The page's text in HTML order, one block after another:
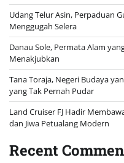
Udang Telur Asin, Perpaduan
Menggugah Selera
Danau Sole, Permata Alam
Menakjubkan
Tana Toraja, Negeri Budaya
yang Tak Pernah Pudar
Land Cruiser FJ Hadir
dan Jiwa Petualang Modern
Recent